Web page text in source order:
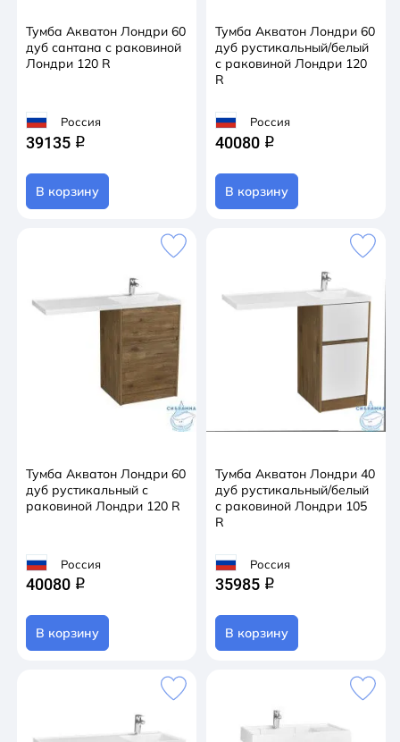
Тумба Акватон Лондри 60
дуб сантана с раковиной
Лондри 120 R
Россия
39135 q
В корзину
Тумба Акватон Лондри 60
дуб рустикальный/белый
с раковиной Лондри 120
R
Россия
40080 q
В корзину
Тумба Акватон Лондри 60
дуб рустикальный с
раковиной Лондри 120 R
Россия
40080 q
В корзину
Тумба Акватон Лондри 40
дуб рустикальный/белый
с раковиной Лондри 105
R
Россия
35985 q
В корзину